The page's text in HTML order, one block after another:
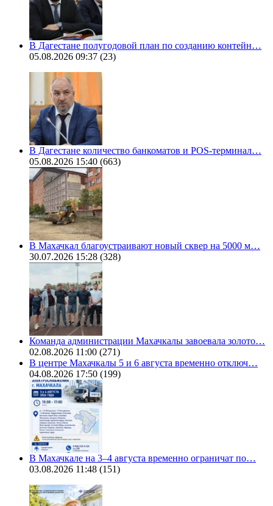
В Дагестане полугодовой план по созданию контейн…
05.08.2026 09:37 (23)
В Дагестане количество банкоматов и POS-терминал…
05.08.2026 15:40 (663)
В Махачкал благоустраивают новый сквер на 5000 м…
30.07.2026 15:28 (328)
Команда администрации Махачкалы завоевала золото…
02.08.2026 11:00 (271)
В центре Махачкалы 5 и 6 августа временно отключ…
04.08.2026 17:50 (199)
В Махачкале на 3–4 августа временно ограничат по…
03.08.2026 11:48 (151)